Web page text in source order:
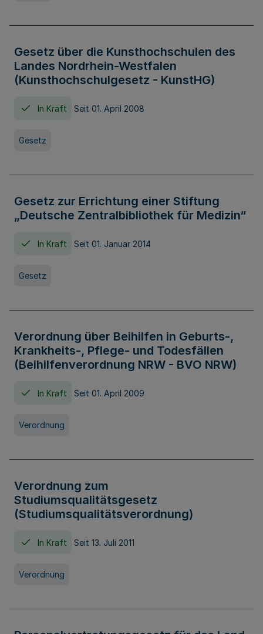
Gesetz über die Kunsthochschulen des
Landes Nordrhein-Westfalen
(Kunsthochschulgesetz - KunstHG)
In Kraft Seit 01. April 2008
Gesetz
Gesetz zur Errichtung einer Stiftung
„Deutsche Zentralbibliothek für Medizin“
In Kraft Seit 01. Januar 2014
Gesetz
Verordnung über Beihilfen in Geburts-,
Krankheits-, Pflege- und Todesfällen
(Beihilfenverordnung NRW - BVO NRW)
In Kraft Seit 01. April 2009
Verordnung
Verordnung zum
Studiumsqualitätsgesetz
(Studiumsqualitätsverordnung)
In Kraft Seit 13. Juli 2011
Verordnung